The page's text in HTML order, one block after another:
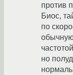
против
Биос,
по
но